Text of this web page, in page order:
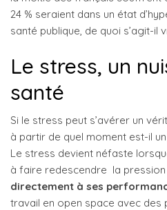
24 % seraient dans un état
santé publique, de quoi s’agit-il
Le stress, un
santé
Si le stress peut s’avérer un
à partir de quel moment est-il
Le stress devient néfaste
à faire redescendre la pression
directement à ses
travail en open space avec des